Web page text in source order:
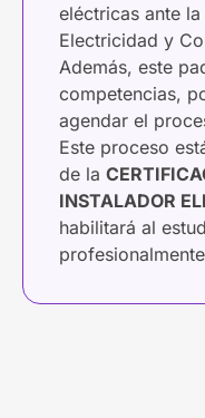
eléctricas ante
Electricidad y
Además, este
competencias,
agendar el
Este proceso
de la
INSTALADOR
habilitará al